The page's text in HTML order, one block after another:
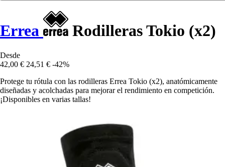
Errea Rodilleras Tokio (x2)
Desde
42,00 € 24,51 € -42%
Protege tu rótula con las rodilleras Errea Tokio (x2), anatómicamente
diseñadas y acolchadas para mejorar el rendimiento en competición.
¡Disponibles en varias tallas!